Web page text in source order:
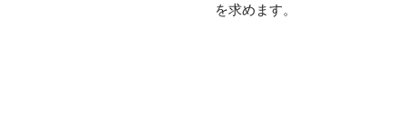
を求めます。